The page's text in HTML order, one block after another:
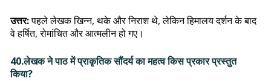
उत्तर:पहले लेखक खिन्न, थके और निराश थे, लेकिन हिमालय दर्शन के बाद
वे हर्षित, रोमांचित और आत्मलीन हो गए।
40.लेखक ने पाठ में प्राकृतिक सौंदर्य का महत्व किस प्रकार प्रस्तुत
किया?